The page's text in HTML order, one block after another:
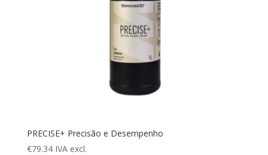
PRECISE+ Precisão e Desempenho
€79.34 IVA excl.